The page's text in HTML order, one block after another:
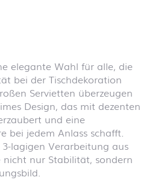
elegante Wahl für alle, die
bei der Tischdekoration
Servietten überzeugen
Design, das mit dezenten
und eine
bei jedem Anlass schafft.
lagigen Verarbeitung aus
nicht nur Stabilität, sondern